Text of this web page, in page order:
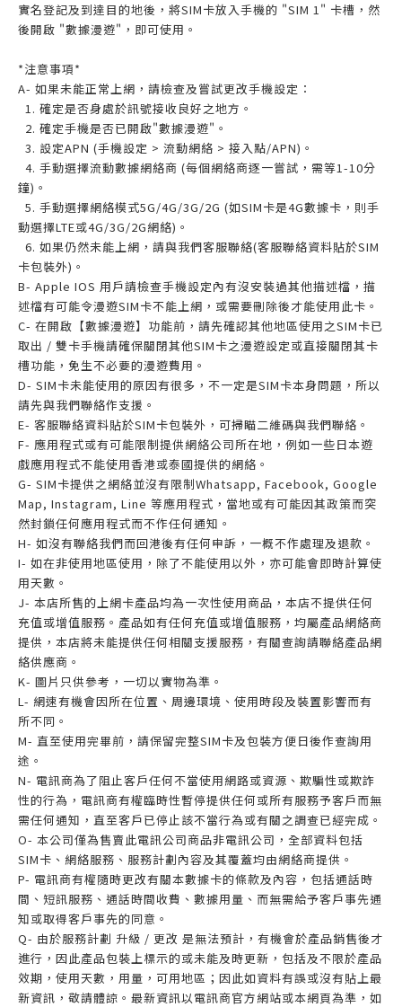
實名登記及到達目的地後，將SIM卡放入手機的 "SIM 1" 卡槽，然
後開啟 "數據漫遊"，即可使用。
*注意事項*
A- 如果未能正常上網，請檢查及嘗試更改手機設定：
1. 確定是否身處於訊號接收良好之地方。
2. 確定手機是否已開啟"數據漫遊"。
3. 設定APN (手機設定 > 流動網絡 > 接入點/APN)。
4. 手動選擇流動數據網絡商 (每個網絡商逐一嘗試，需等1-10分
鐘)。
5. 手動選擇網絡模式5G/4G/3G/2G (如SIM卡是4G數據卡，則手
動選擇LTE或4G/3G/2G網絡)。
6. 如果仍然未能上網，請與我們客服聯絡(客服聯絡資料貼於SIM
卡包裝外)。
B- Apple IOS 用戶請檢查手機設定內有沒安裝過其他描述檔，描
述檔有可能令漫遊SIM卡不能上網，或需要刪除後才能使用此卡。
C- 在開啟【數據漫遊】功能前，請先確認其他地區使用之SIM卡已
取出 / 雙卡手機請確保關閉其他SIM卡之漫遊設定或直接關閉其卡
槽功能，免生不必要的漫遊費用。
D- SIM卡未能使用的原因有很多，不一定是SIM卡本身問題，所以
請先與我們聯絡作支援。
E- 客服聯絡資料貼於SIM卡包裝外，可掃瞄二維碼與我們聯絡。
F- 應用程式或有可能限制提供網絡公司所在地，例如一些日本遊
戲應用程式不能使用香港或泰國提供的網絡。
G- SIM卡提供之網絡並沒有限制Whatsapp, Facebook, Google
Map, Instagram, Line 等應用程式，當地或有可能因其政策而突
然封鎖任何應用程式而不作任何通知。
H- 如沒有聯絡我們而回港後有任何申訴，一概不作處理及退款。
I- 如在非使用地區使用，除了不能使用以外，亦可能會即時計算使
用天數。
J- 本店所售的上網卡產品均為一次性使用商品，本店不提供任何
充值或增值服務。產品如有任何充值或增值服務，均屬產品網絡商
提供，本店將未能提供任何相關支援服務，有關查詢請聯絡產品網
絡供應商。
K- 圖片只供參考，一切以實物為準。
L- 網速有機會因所在位置、周邊環境、使用時段及裝置影響而有
所不同。
M- 直至使用完畢前，請保留完整SIM卡及包裝方便日後作查詢用
途。
N- 電訊商為了阻止客戶任何不當使用網路或資源、欺騙性或欺詐
性的行為，電訊商有權臨時性暫停提供任何或所有服務予客戶而無
需任何通知，直至客戶已停止該不當行為或有關之調查已經完成。
O- 本公司僅為售賣此電訊公司商品非電訊公司，全部資料包括
SIM卡、網絡服務、服務計劃內容及其覆蓋均由網絡商提供。
P- 電訊商有權隨時更改有關本數據卡的條款及內容，包括通話時
間、短訊服務、通話時間收費、數據用量、而無需給予客戶事先通
知或取得客戶事先的同意。
Q- 由於服務計劃 升級 / 更改 是無法預計，有機會於產品銷售後才
進行，因此產品包裝上標示的或未能及時更新，包括及不限於產品
效期，使用天數，用量，可用地區；因此如資料有誤或沒有貼上最
新資訊，敬請體諒。最新資訊以電訊商官方網站或本網頁為準，如